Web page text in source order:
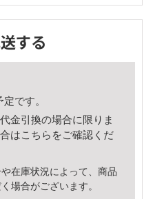
する
です。
金引換の場合に限りま
はこちら をご確認くだ
在庫状況によって、商品
場合がございます。